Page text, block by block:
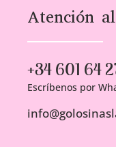
Atención
+34 601 64
Escríbenos por